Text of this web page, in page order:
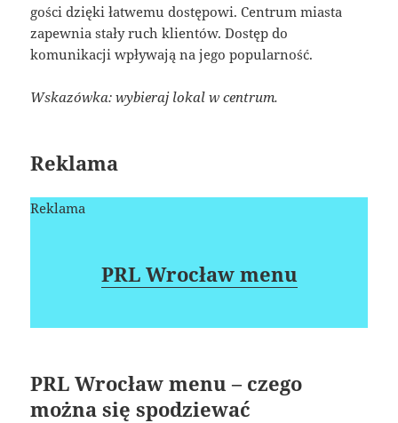
gości dzięki łatwemu dostępowi. Centrum miasta
zapewnia stały ruch klientów. Dostęp do
komunikacji wpływają na jego popularność.
Wskazówka: wybieraj lokal w centrum.
Reklama
Reklama
PRL Wrocław menu
PRL Wrocław menu – czego
można się spodziewać